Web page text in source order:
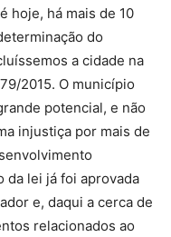
hoje, há mais de 10
do
a cidade na
2015. O município
potencial, e não
injustiça por mais de
da lei já foi aprovada
e, daqui a cerca de
relacionados ao